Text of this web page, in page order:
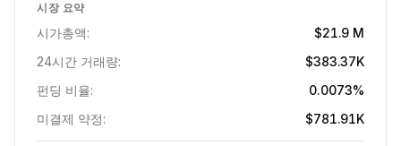
시장 요약
시가총액:
$21.9 M
24시간 거래량:
$383.37K
펀딩 비율:
0.0073%
미결제 약정:
$781.91K